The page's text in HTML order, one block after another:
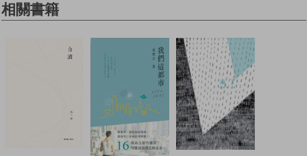
相關書籍